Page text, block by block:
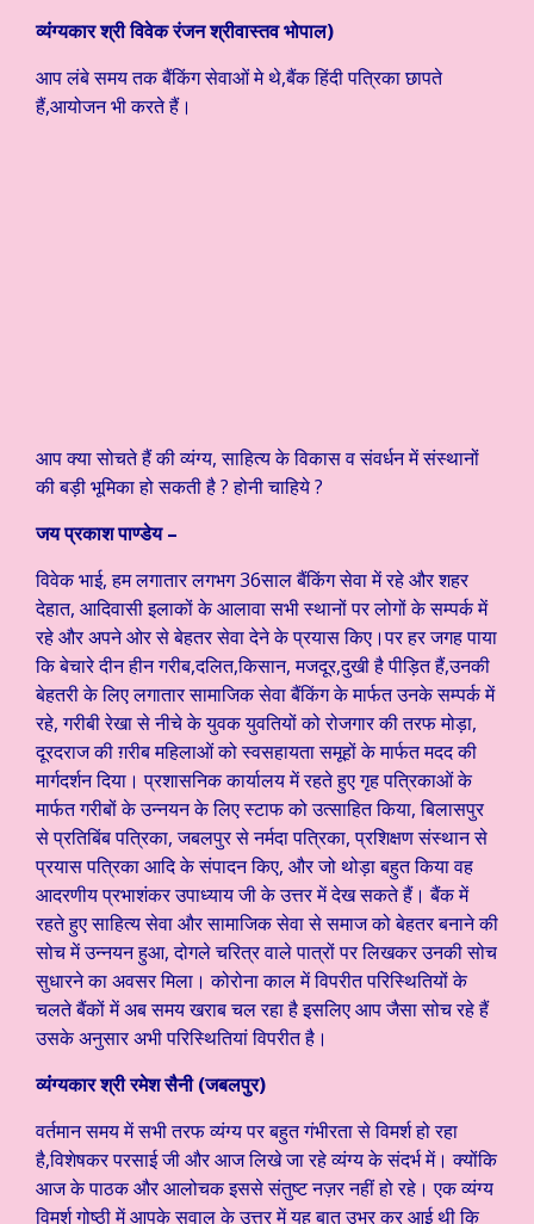
व्यंंग्यकार श्री विवेक रंजन श्रीवास्तव भोपाल)
आप लंबे समय तक बैंकिंग सेवाओं मे थे,बैंक हिंदी पत्रिका छापते
हैं,आयोजन भी करते हैं।
आप क्या सोचते हैं की व्यंग्य, साहित्य के विकास व संवर्धन में संस्थानों
की बड़ी भूमिका हो सकती है ? होनी चाहिये ?
जय प्रकाश पाण्डेय –
विवेक भाई, हम लगातार लगभग 36साल बैंकिंग सेवा में रहे और शहर
देहात, आदिवासी इलाकों के आलावा सभी स्थानों पर लोगों के सम्पर्क में
रहे और अपने ओर से बेहतर सेवा देने के प्रयास किए।पर हर जगह पाया
कि बेचारे दीन हीन गरीब,दलित,किसान, मजदूर,दुखी है पीड़ित हैं,उनकी
बेहतरी के लिए लगातार सामाजिक सेवा बैंकिंग के मार्फत उनके सम्पर्क में
रहे, गरीबी रेखा से नीचे के युवक युवतियों को रोजगार की तरफ मोड़ा,
दूरदराज की ग़रीब महिलाओं को स्वसहायता समूहों के मार्फत मदद की
मार्गदर्शन दिया। प्रशासनिक कार्यालय में रहते हुए गृह पत्रिकाओं के
मार्फत गरीबों के उन्नयन के लिए स्टाफ को उत्साहित किया, बिलासपुर
से प्रतिबिंब पत्रिका, जबलपुर से नर्मदा पत्रिका, प्रशिक्षण संस्थान से
प्रयास पत्रिका आदि के संपादन किए, और जो थोड़ा बहुत किया वह
आदरणीय प्रभाशंकर उपाध्याय जी के उत्तर में देख सकते हैं। बैंक में
रहते हुए साहित्य सेवा और सामाजिक सेवा से समाज को बेहतर बनाने की
सोच में उन्नयन हुआ, दोगले चरित्र वाले पात्रों पर लिखकर उनकी सोच
सुधारने का अवसर मिला। कोरोना काल में विपरीत परिस्थितियों के
चलते बैंकों में अब समय खराब चल रहा है इसलिए आप जैसा सोच रहे हैं
उसके अनुसार अभी परिस्थितियां विपरीत है।
व्यंंग्यकार श्री रमेश सैनी (जबलपुर)
वर्तमान समय में सभी तरफ व्यंग्य पर बहुत गंभीरता से विमर्श हो रहा
है,विशेषकर परसाई जी और आज लिखे जा रहे व्यंग्य के संदर्भ में। क्योंकि
आज के पाठक और आलोचक इससे संतुष्ट नज़र नहीं हो रहे। एक व्यंग्य
विमर्श गोष्ठी में आपके सवाल के उत्तर में यह बात उभर कर आई थी कि